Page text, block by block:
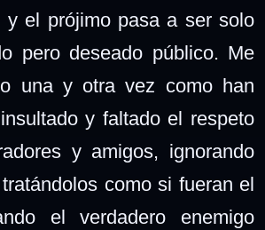
y el prójimo pasa a ser solo
pero deseado público. Me
una y otra vez como han
y faltado el respeto
y amigos, ignorando
como si fueran el
el verdadero enemigo